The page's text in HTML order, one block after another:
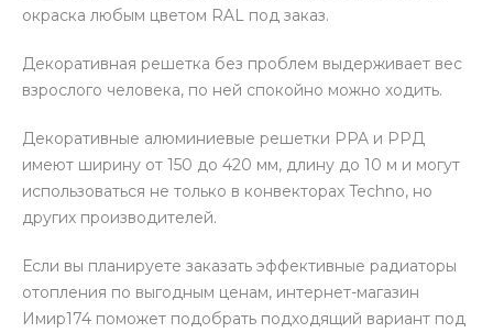
окраска любым цветом RAL под заказ.
Декоративная решетка без проблем выдерживает вес
взрослого человека, по ней спокойно можно ходить.
Декоративные алюминиевые решетки PPA и РРД
имеют ширину от 150 до 420 мм, длину до 10 м и могут
использоваться не только в конвекторах Techno, но
других производителей.
Если вы планируете заказать эффективные радиаторы
отопления по выгодным ценам, интернет-магазин
Имир174 поможет подобрать подходящий вариант под